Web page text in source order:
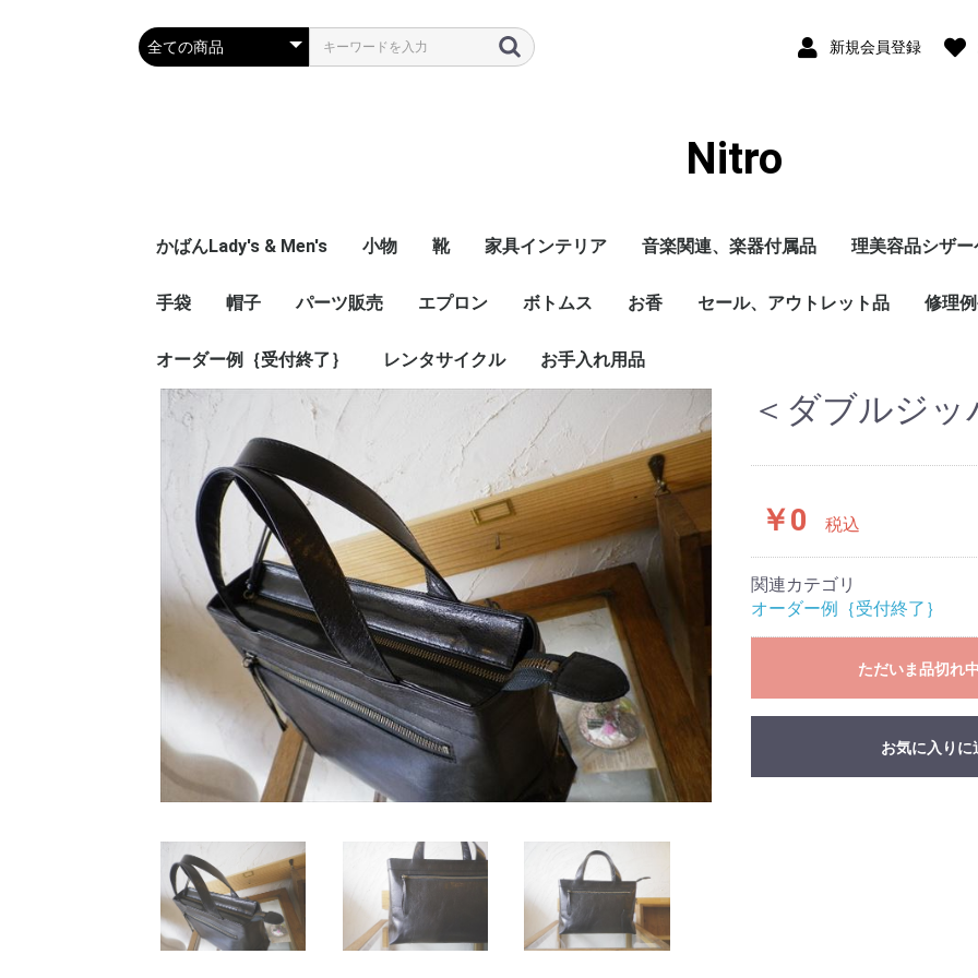
新規会員登録
Nitro
かばんLady's & Men's 小物
名刺やカード類のケー
財布、コインケース
キー関係
ベルト
特殊製品
文具
一般小物
靴
Lady's
Men's
子供靴
家具インテリア 音楽関連、楽器付属品 理美容品シザー
手袋 帽子 パーツ販売
ワッペン
金具
革パーツ
エプロン ボトムス お香 セール、アウトレット品 修理
オーダー例｛受付終了｝ レンタサイクル お手入れ用品
＜ダブルジッ
￥0 税込
関連カテゴリ
オーダー例｛受付終了｝
ただいま品切れ中
お気に入りに